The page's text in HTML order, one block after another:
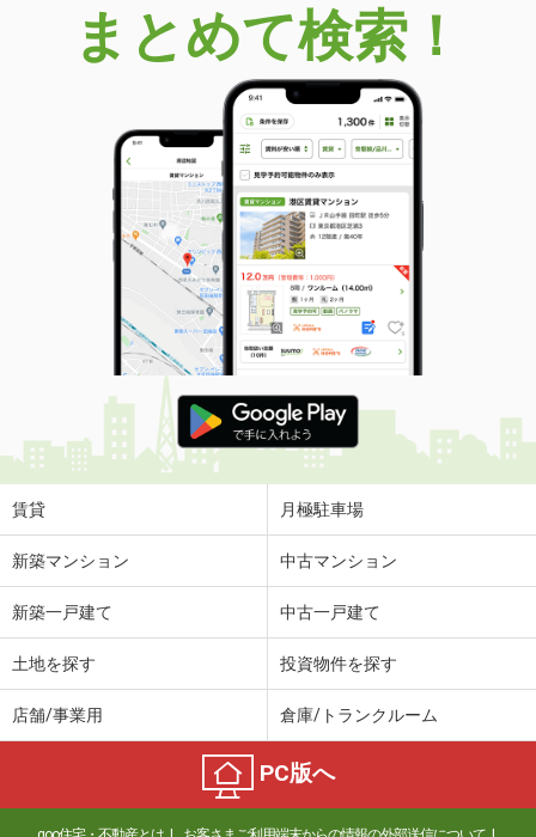
まとめて検索！
賃貸 月極駐車場
新築マンション 中古マンション
新築一戸建て 中古一戸建て
土地を探す 投資物件を探す
店舗/事業用 倉庫/トランクルーム
PC版へ